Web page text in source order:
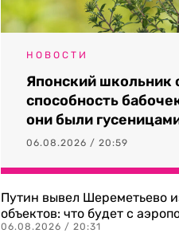
НОВОСТИ
Японский школьник
способность
они были
06.08.2026 / 20:59
Путин вывел Шереметьево
объектов: что будет с
06.08.2026 / 20:31